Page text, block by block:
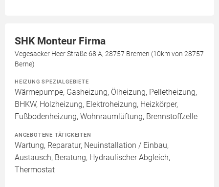
SHK Monteur Firma
Vegesacker Heer Straße 68 A, 28757 Bremen (10km von 28757
Berne)
HEIZUNG SPEZIALGEBIETE
Wärmepumpe, Gasheizung, Ölheizung, Pelletheizung,
BHKW, Holzheizung, Elektroheizung, Heizkörper,
Fußbodenheizung, Wohnraumlüftung, Brennstoffzelle
ANGEBOTENE TÄTIGKEITEN
Wartung, Reparatur, Neuinstallation / Einbau,
Austausch, Beratung, Hydraulischer Abgleich,
Thermostat